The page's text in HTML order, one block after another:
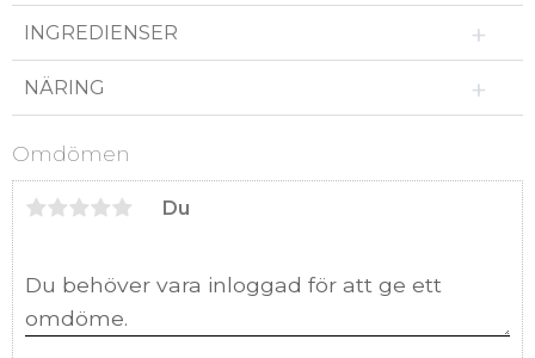
INGREDIENSER
NÄRING
Omdömen
Du